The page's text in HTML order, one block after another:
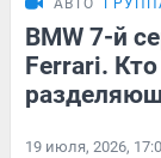
АВТО
BMW 7-й
Ferrari.
19 июля, 2026,